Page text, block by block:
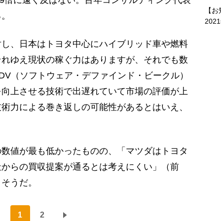
、日本はトヨタ中心にハイブリッド車や燃料
ゆえ現状の稼ぐ力はありますが、それでも数
（ソフトウェア・デファインド・ビークル）
上させる技術で出遅れていて市場の評価が上
力による巻き返しの可能性があるとはいえ、
が最も低かったものの、「マツダはトヨタ
らの買収提案が通るとは考えにくい」（前
うだ。
1 2
【